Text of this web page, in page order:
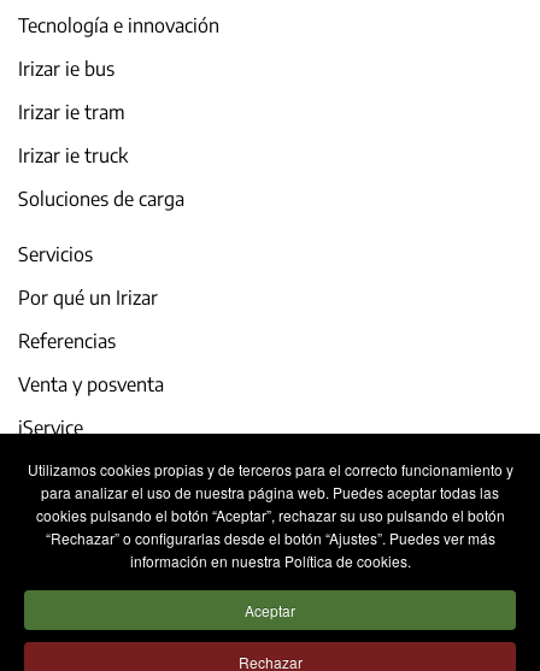
Utilizamos cookies propias y de terceros para el correcto funcionamiento y
para analizar el uso de nuestra página web. Puedes aceptar todas las
cookies pulsando el botón “Aceptar”, rechazar su uso pulsando el botón
“Rechazar” o configurarlas desde el botón “Ajustes”. Puedes ver más
información en nuestra Política de cookies.
Aceptar
Rechazar
Tecnología e innovación
Irizar ie bus
Irizar ie tram
Irizar ie truck
Soluciones de carga
Servicios
Por qué un Irizar
Referencias
Venta y posventa
iService
Actualidad y eventos
Trabaja con nosotros
Aviso legal Política de privacidad